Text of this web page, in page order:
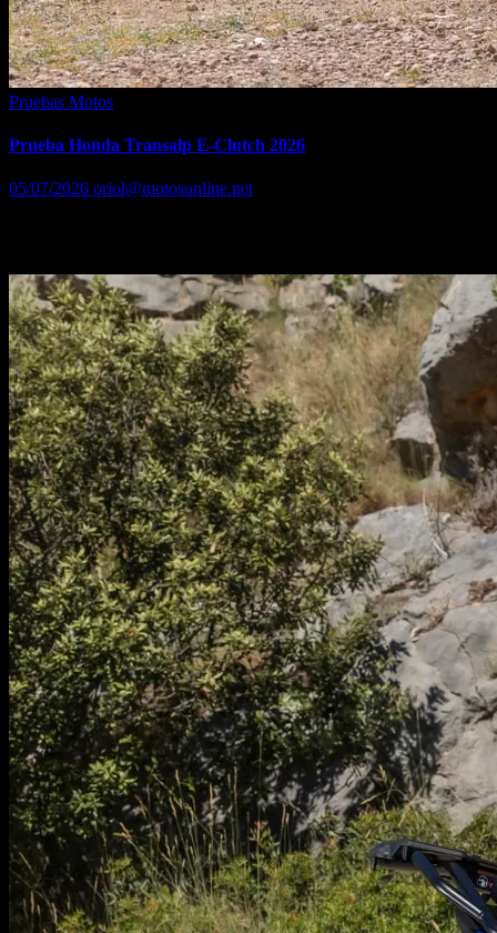
Pruebas Motos
Prueba Honda Transalp E-Clutch 2026
05/07/2026 oriol@motosonline.net